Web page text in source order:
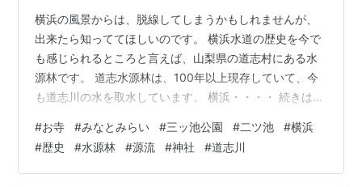
横浜の風景からは、脱線してしまうかもしれませんが、
出来たら知っててほしいのです。 横浜水道の歴史を今で
も感じられるところと言えば、山梨県の道志村にある水
源林です。 道志水源林は、100年以上現存していて、今
も道志川の水を取水しています。 横浜・・・・ 続きはこ
#お寺 #みなとみらい #三ッ池公園 #二ツ池 #横浜
#歴史 #水源林 #源流 #神社 #道志川